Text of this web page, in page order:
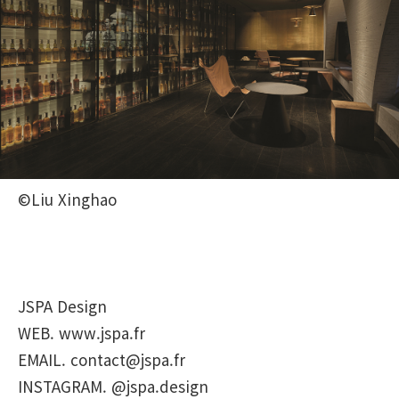
©Liu Xinghao
JSPA Design
WEB. www.jspa.fr
EMAIL. contact@jspa.fr
INSTAGRAM. @jspa.design